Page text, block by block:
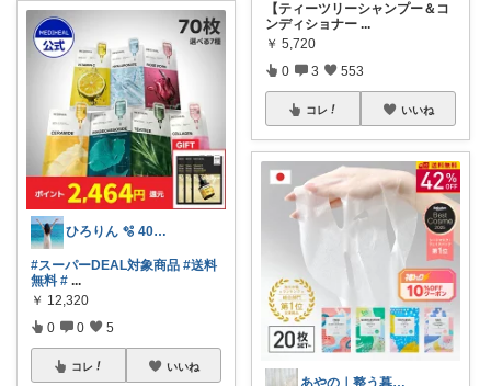
ひろりん 🫧 40代美容とファッション
#スーパーDEAL対象商品 #送料
無料 # ...
￥ 12,320
0 0 5
コレ いいね
【ティーツリーシャンプー＆コ
ンディショナー ...
￥ 5,720
0 3 553
コレ いいね